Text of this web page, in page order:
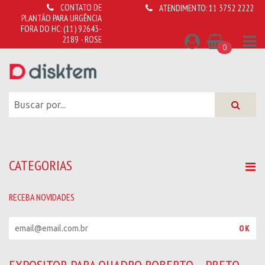
CONTATO DE
PLANTÃO PARA URGÊNCIA
FORA DO HC:(11) 92643-
2189 - ROSE
ATENDIMENTO:11 3752 2222
0
CATEGORIAS
RECEBA NOVIDADES
OK